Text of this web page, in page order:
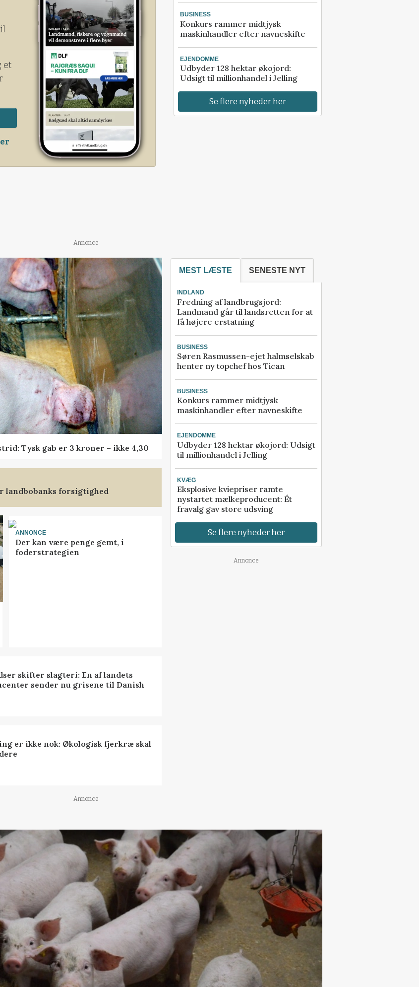
et
BUSINESS
Konkurs rammer midtjysk
maskinhandler efter navneskifte
EJENDOMME
Udbyder 128 hektar økojord:
Udsigt til millionhandel i Jelling
Se flere nyheder her
Annonce
Tysk gab er 3 kroner – ikke 4,30
landbobanks forsigtighed
ANNONCE
Der kan være penge gemt, i
foderstrategien
skifter slagteri: En af landets
sender nu grisene til Danish
er ikke nok: Økologisk fjerkræ skal
MEST LÆSTE SENESTE NYT
INDLAND
Fredning af landbrugsjord:
Landmand går til landsretten for at
få højere erstatning
BUSINESS
Søren Rasmussen-ejet halmselskab
henter ny topchef hos Tican
BUSINESS
Konkurs rammer midtjysk
maskinhandler efter navneskifte
EJENDOMME
Udbyder 128 hektar økojord: Udsigt
til millionhandel i Jelling
KVÆG
Eksplosive kviepriser ramte
nystartet mælkeproducent: Ét
fravalg gav store udsving
Se flere nyheder her
Annonce
Annonce